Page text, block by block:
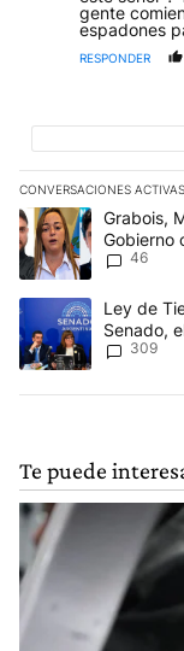
gente
espadones
RESPONDER
CONVERSACIONES ACTIVAS
Este listado
Un artículo deGrabois,
Gobierno
46
Un artículo deLey de
Senado,
del309